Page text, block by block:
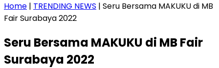
Home | TRENDING NEWS | Seru Bersama MAKUKU di MB
Fair Surabaya 2022
Seru Bersama MAKUKU di MB Fair
Surabaya 2022